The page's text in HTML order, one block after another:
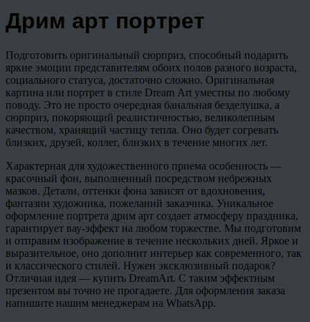
Дрим арт портрет
Подготовить оригинальный сюрприз, способный подарить
яркие эмоции представителям обоих полов разного возраста,
социального статуса, достаточно сложно. Оригинальная
картина или портрет в стиле Dream Art уместны по любому
поводу. Это не просто очередная банальная безделушка, а
сюрприз, покоряющий реалистичностью, великолепным
качеством, хранящий частицу тепла. Оно будет согревать
близких, друзей, коллег, близких в течение многих лет.
Характерная для художественного приема особенность —
красочный фон, выполненный посредством небрежных
мазков. Детали, оттенки фона зависят от вдохновения,
фантазии художника, пожеланий заказчика. Уникальное
оформление портрета дрим арт создает атмосферу праздника,
гарантирует вау-эффект на любом торжестве. Мы подготовим
и отправим изображение в течение нескольких дней. Яркое и
выразительное, оно дополнит интерьер как современного, так
и классического стилей. Нужен эксклюзивный подарок?
Отличная идея — купить DreamArt. С таким эффектным
презентом вы точно не прогадаете. Для оформления заказа
напишите нашим менеджерам на WhatsApp.